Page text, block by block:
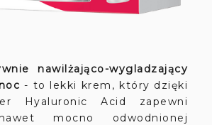
nawilżająco-wygladzający
- to lekki krem, który dzięki
Hyaluronic Acid zapewni
mocno odwodnionej